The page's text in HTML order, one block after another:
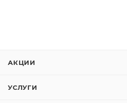
АКЦИИ
УСЛУГИ